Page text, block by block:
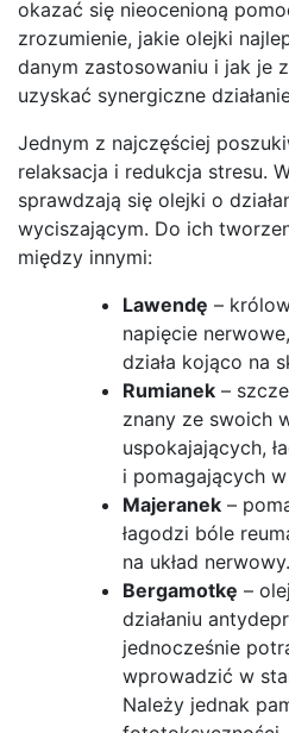
okazać się nieocenioną
zrozumienie, jakie olejki
danym zastosowaniu i jak je
uzyskać synergiczne
Jednym z najczęściej
relaksacja i redukcja stresu.
sprawdzają się olejki o
wyciszającym. Do ich
między innymi:
Lawendę –
napięcie
działa kojąco na
Rumianek –
znany ze swoich
uspokajających,
i pomagających
Majeranek –
łagodzi bóle
na układ nerwowy.
Bergamotkę –
działaniu
jednocześnie
wprowadzić w
Należy jednak